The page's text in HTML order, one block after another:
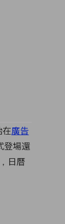
廣告
登場還
日曆